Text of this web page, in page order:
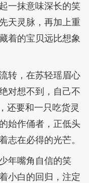
一抹意味深长的笑
天灵脉，再加上重
着的宝贝远比想象
转，在苏轻瑶眉心
对想不到，自己不
还要和一只吃货灵
始作俑者，正低头
志在必得的光芒。
年嘴角自信的笑
小白的回归，注定